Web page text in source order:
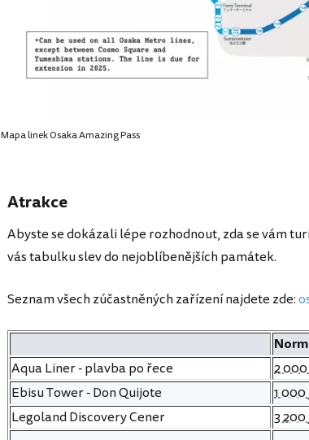
Mapa linek Osaka Amazing Pass
Atrakce
Abyste se dokázali lépe rozhodnout, zda se vám
vás tabulku slev do nejoblíbenějších památek.
Seznam všech zúčastněných zařízení najdete zde:
Aqua Liner - plavba po řece
2 000
Ebisu Tower - Don Quijote
1 000
Legoland Discovery Cener
3 200